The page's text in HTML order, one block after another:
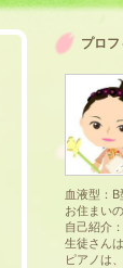
プロ
血液型： B
お住まい
自己紹介
生徒さん
ピアノは